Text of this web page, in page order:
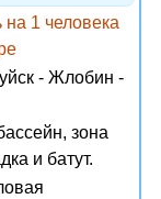
на 1 человека
- Жлобин -
зона
и батут.